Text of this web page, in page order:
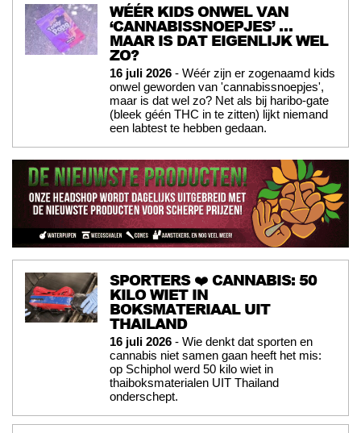
WÉÉR KIDS ONWEL VAN
‘CANNABISSNOEPJES’ …
MAAR IS DAT EIGENLIJK WEL
ZO?
16 juli 2026 - Wéér zijn er zogenaamd kids
onwel geworden van 'cannabissnoepjes',
maar is dat wel zo? Net als bij haribo-gate
(bleek géén THC in te zitten) lijkt niemand
een labtest te hebben gedaan.
SPORTERS ❤️ CANNABIS: 50
KILO WIET IN
BOKSMATERIAAL UIT
THAILAND
16 juli 2026 - Wie denkt dat sporten en
cannabis niet samen gaan heeft het mis:
op Schiphol werd 50 kilo wiet in
thaiboksmaterialen UIT Thailand
onderschept.